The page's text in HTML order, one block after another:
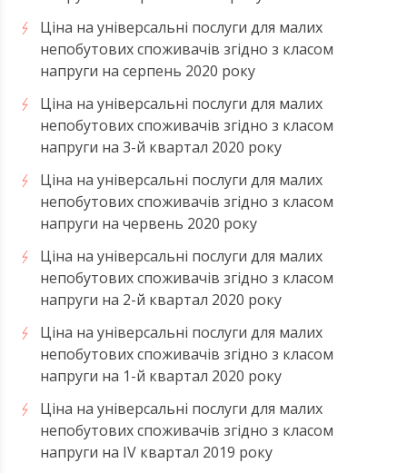
Ціна на універсальні послуги для малих
непобутових споживачів згідно з класом
напруги на серпень 2020 року
Ціна на універсальні послуги для малих
непобутових споживачів згідно з класом
напруги на 3-й квартал 2020 року
Ціна на універсальні послуги для малих
непобутових споживачів згідно з класом
напруги на червень 2020 року
Ціна на універсальні послуги для малих
непобутових споживачів згідно з класом
напруги на 2-й квартал 2020 року
Ціна на універсальні послуги для малих
непобутових споживачів згідно з класом
напруги на 1-й квартал 2020 року
Ціна на універсальні послуги для малих
непобутових споживачів згідно з класом
напруги на ІV квартал 2019 року